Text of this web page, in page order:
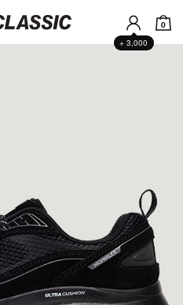
+ 3,000
0